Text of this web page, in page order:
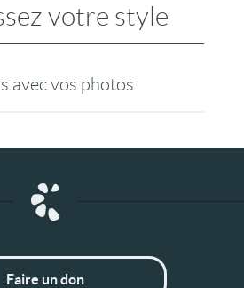
votre style
avec vos photos
Faire un don